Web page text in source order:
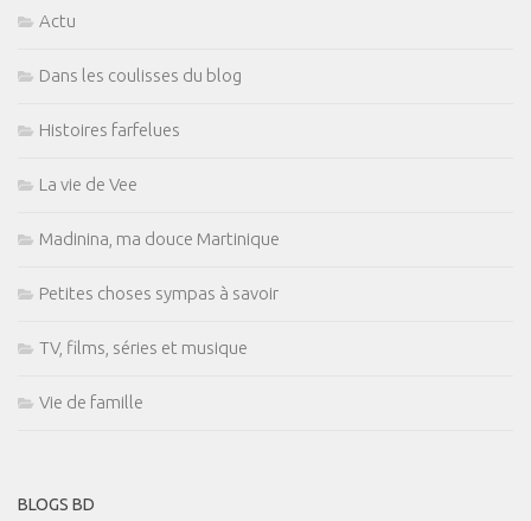
Actu
Dans les coulisses du blog
Histoires farfelues
La vie de Vee
Madinina, ma douce Martinique
Petites choses sympas à savoir
TV, films, séries et musique
Vie de famille
BLOGS BD